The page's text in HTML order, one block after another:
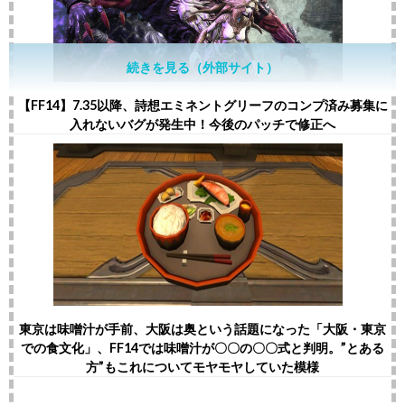
【FF14】7.35以降、詩想エミネントグリーフのコンプ済み募集に
入れないバグが発生中！今後のパッチで修正へ
東京は味噌汁が手前、大阪は奥という話題になった「大阪・東京
での食文化」、FF14では味噌汁が〇〇の〇〇式と判明。”とある
方”もこれについてモヤモヤしていた模様
続きを見る（外部サイト）